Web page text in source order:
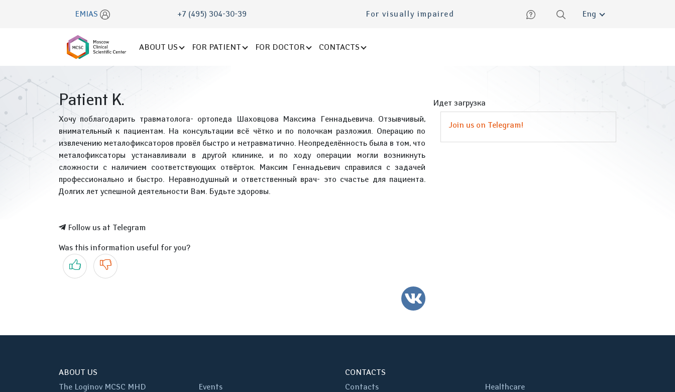
EMIAS +7 (495) 304-30-39 For visually impaired English
ABOUT US FOR PATIENT FOR DOCTOR CONTACTS
Patient K.
Хочу поблагодарить травматолога- ортопеда Шаховцова Максима Геннадьевича. Отзывчивый,
внимательный к пациентам. На консультации всё чётко и по полочкам разложил. Операцию по
извлечению металофиксаторов провёл быстро и нетравматично. Неопределённость была в том, что
металофиксаторы устанавливали в другой клинике, и по ходу операции могли возникнуть
сложности с наличием соответствующих отвёрток. Максим Геннадьевич справился с задачей
профессионально и быстро. Неравнодушный и ответственный врач- это счастье для пациента.
Долгих лет успешной деятельности Вам. Будьте здоровы.
Follow us at Telegram
Was this information useful for you?
Yes No
VK
Идет загрузка
Join us on Telegram!
ABOUT US
The Loginov MCSC MHD
Events
CONTACTS
Contacts
Healthcare